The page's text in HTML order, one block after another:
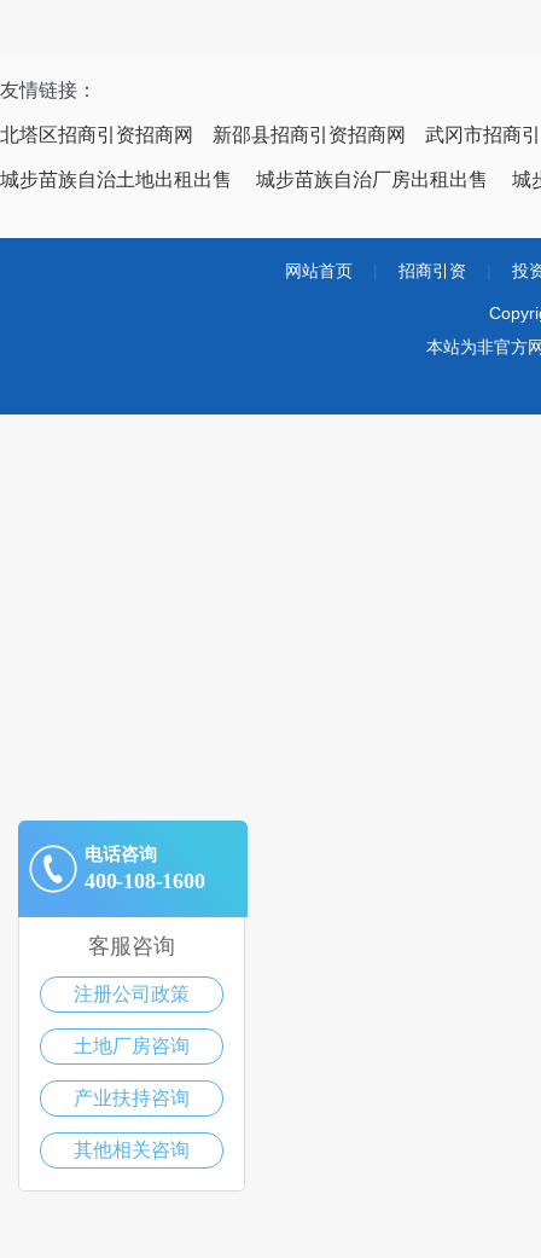
友情链接：
北塔区招商引资招商网 新邵县招商引资招商网 武冈市招商
城步苗族自治土地出租出售 城步苗族自治厂房出租出售 城
网站首页 招商引资 投
本站为非官方
电话咨询
400-108-1600
客服咨询
注册公司政策
土地厂房咨询
产业扶持咨询
其他相关咨询